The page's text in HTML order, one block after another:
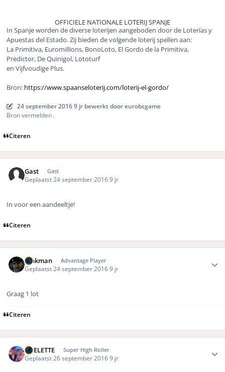
OFFICIELE NATIONALE LOTERIJ SPANJE
In Spanje worden de diverse loterijen aangeboden door de Loterías y
Apuestas del Estado. Zij bieden de volgende loterij spellen aan:
La Primitiva, Euromillions, BonoLoto, El Gordo de la Primitiva,
Predictor, De Quinigol, Lototurf
en Vijfvoudige Plus.
Bron: https://www.spaanseloterij.com/loterij-el-gordo/
24 september 20169 jr bewerkt door eurobsgame
Bron vermelden .
Citeren
Gast Gast
Geplaatst24 september 20169 jr
In voor een aandeeltje!
Citeren
Pinkman Advantage Player
Geplaatst24 september 20169 jr
Graag 1 lot
Citeren
ROELETTE Super High Roller
Geplaatst 26 september 20169 jr